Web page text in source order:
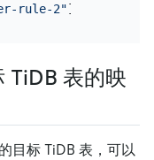
rule-2"]
TiDB 表的映
目标 TiDB 表，可以